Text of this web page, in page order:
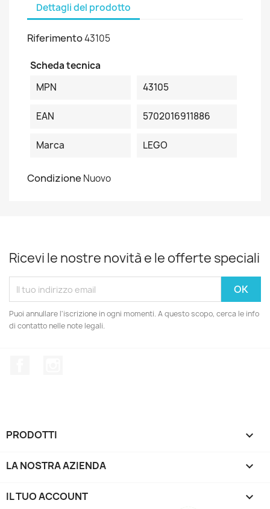
Dettagli del prodotto
Riferimento43105
Scheda tecnica
MPN
43105
EAN 5702016911886
Marca LEGO
Condizione Nuovo
Ricevi le nostre novità e le offerte speciali
Puoi annullare l'iscrizione in ogni momenti. A questo scopo, cerca le info
di contatto nelle note legali.
PRODOTTI 
LA NOSTRA AZIENDA 
IL TUO ACCOUNT 